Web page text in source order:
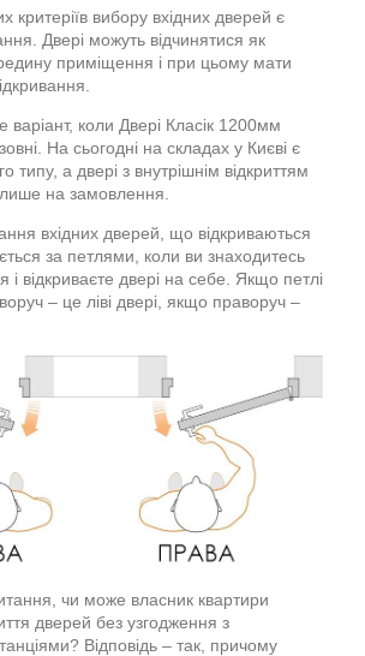
критеріїв вибору вхідних дверей є
Двері можуть відчинятися як
приміщення і при цьому мати
коли Двері Класік 1200мм
На сьогодні на складах у Києві є
типу, а двері з внутрішнім відкриттям
на замовлення.
вхідних дверей, що відкриваються
за петлями, коли ви знаходитесь
і відкриваєте двері на себе. Якщо петлі
– це ліві двері, якщо праворуч –
чи може власник квартири
дверей без узгодження з
Відповідь – так, причому